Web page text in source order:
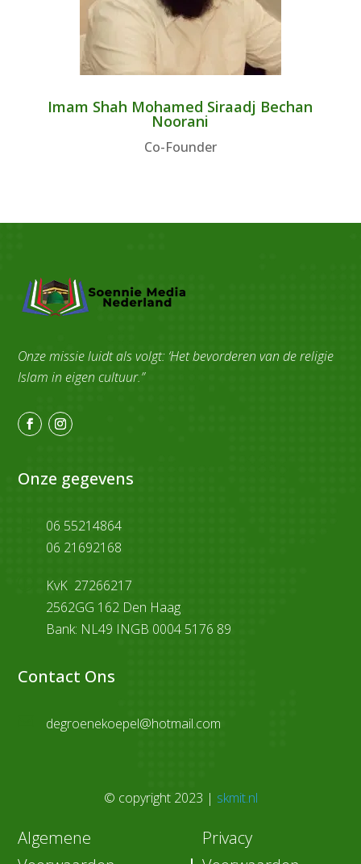
Imam Shah Mohamed Siraadj Bechan
Noorani
Co-Founder
Onze missie luidt als volgt: ‘Het bevorderen van de religie
Islam in eigen cultuur.”
Onze gegevens
06 55214864
06 21692168
KvK 27266217
2562GG 162 Den Haag
Bank: NL49 INGB 0004 5176 89
Contact Ons
degroenekoepel@hotmail.com
© copyright 2023 | skmit.nl
Algemene
Privacy